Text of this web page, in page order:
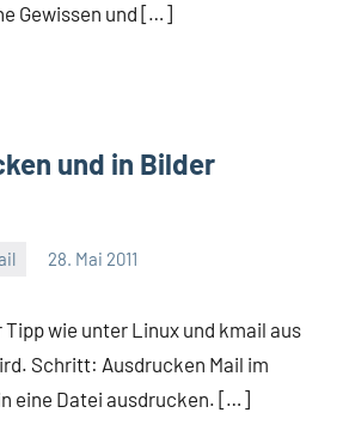
Gewissen und […]
und in Bilder
28. Mai 2011
wie unter Linux und kmail aus
Schritt: Ausdrucken Mail im
eine Datei ausdrucken. […]